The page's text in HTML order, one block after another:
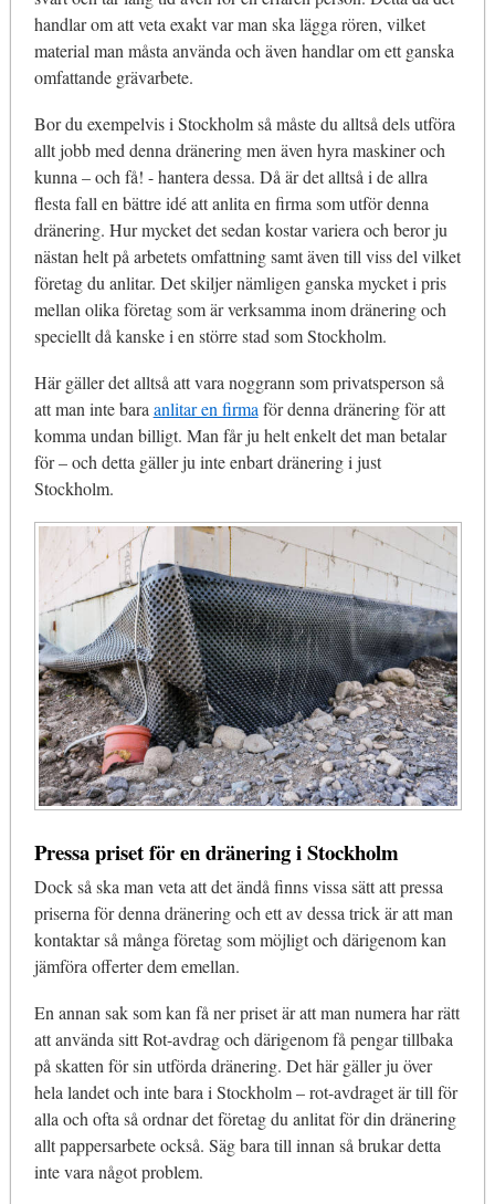
handlar om att veta exakt var man ska lägga rören, vilket
material man måsta använda och även handlar om ett ganska
omfattande grävarbete.
Bor du exempelvis i Stockholm så måste du alltså dels utföra
allt jobb med denna dränering men även hyra maskiner och
kunna – och få! - hantera dessa. Då är det alltså i de allra
flesta fall en bättre idé att anlita en firma som utför denna
dränering. Hur mycket det sedan kostar variera och beror ju
nästan helt på arbetets omfattning samt även till viss del vilket
företag du anlitar. Det skiljer nämligen ganska mycket i pris
mellan olika företag som är verksamma inom dränering och
speciellt då kanske i en större stad som Stockholm.
Här gäller det alltså att vara noggrann som privatsperson så
att man inte baraanlitar en firmaför denna dränering för att
komma undan billigt. Man får ju helt enkelt det man betalar
för – och detta gäller ju inte enbart dränering i just
Stockholm.
Pressa priset för en dränering i Stockholm
Dock så ska man veta att det ändå finns vissa sätt att pressa
priserna för denna dränering och ett av dessa trick är att man
kontaktar så många företag som möjligt och därigenom kan
jämföra offerter dem emellan.
En annan sak som kan få ner priset är att man numera har rätt
att använda sitt Rot-avdrag och därigenom få pengar tillbaka
på skatten för sin utförda dränering. Det här gäller ju över
hela landet och inte bara i Stockholm – rot-avdraget är till för
alla och ofta så ordnar det företag du anlitat för din dränering
allt pappersarbete också. Säg bara till innan så brukar detta
inte vara något problem.